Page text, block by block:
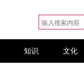
知识 文化